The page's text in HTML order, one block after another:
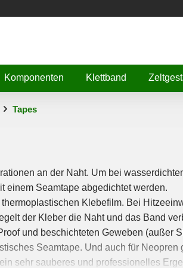
Komponenten Klettband
Tapes
an der Naht. Um bei
einem Seamtape abgedichtet werden.
Klebefilm. Bei
der Kleber die Naht und das Band
und beschichteten Geweben (außer
Seamtape. Und auch für
sehr sauberes und professionelles